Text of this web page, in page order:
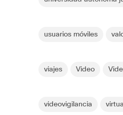
usuarios móviles
viajes Video
videovigilancia virtual